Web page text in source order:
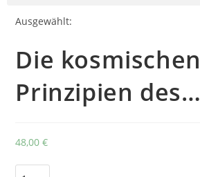
Ausgewählt:
Die kosmischen
Prinzipien des…
48,00€